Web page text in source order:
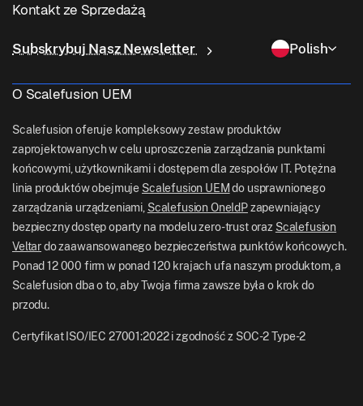
Zarządzanie Linuksem
Dostęp Warunkowy
Zdalne Sterowanie
Handel Detaliczny
Logistyka
Pomoc Techniczna Scalefusion
Blog Scalefusion
Pokój Prasowy
Kariera
Kontakt ze Sprzedażą
sales[at]scalefusion.com
UK: +44-7520-641664
NZ: +64-9-888-4315
India: +91-63694-45500
Subskrybuj Nasz Newsletter Polish
O Scalefusion UEM
Scalefusion oferuje kompleksowy zestaw produktów
zaprojektowanych w celu uproszczenia zarządzania punktami
końcowymi, użytkownikami i dostępem dla zespołów IT. Potężna
linia produktów obejmuje Scalefusion UEM do usprawnionego
zarządzania urządzeniami, Scalefusion OneIdPzapewniający
bezpieczny dostęp oparty na modelu zero-trust oraz Scalefusion
Veltardo zaawansowanego bezpieczeństwa punktów końcowych.
Ponad 12 000 firm w ponad 120 krajach ufa naszym produktom, a
Scalefusion dba o to, aby Twoja firma zawsze była o krok do
przodu.
Certyfikat ISO/IEC 27001:2022 i zgodność z SOC-2 Type-2